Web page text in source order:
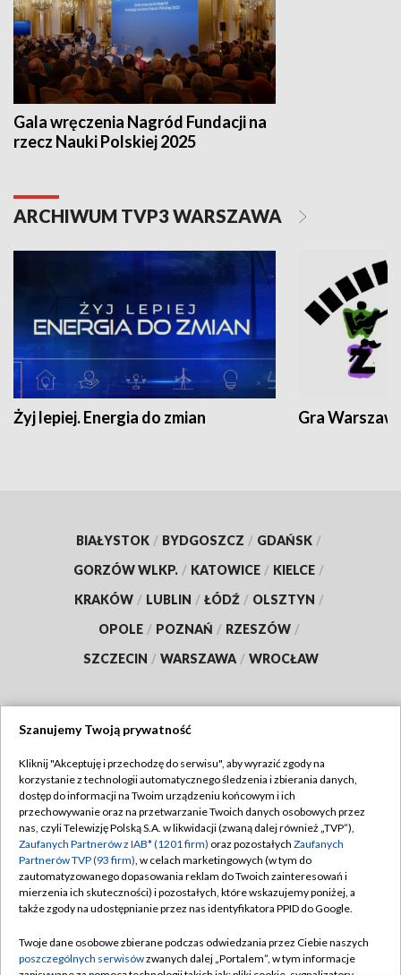
Gala wręczenia Nagród Fundacji na
rzecz Nauki Polskiej 2025
ARCHIWUM TVP3 WARSZAWA
Żyj lepiej. Energia do zmian Gra
BIAŁYSTOK / BYDGOSZCZ / GDAŃSK /
GORZÓW WLKP. / KATOWICE / KIELCE /
KRAKÓW / LUBLIN / ŁÓDŹ / OLSZTYN /
OPOLE / POZNAŃ / RZESZÓW /
SZCZECIN / WARSZAWA / WROCŁAW
TVP
Abonament TVP
Emisja w TVP
Centrum informacji TVP
Naziemna Telewizja Cyfrowa
Rada Programowa
Regulamin TVP
Polityka prywatności
Moje zgody
Pomoc
Kontakt
Szanujemy Twoją prywatność
Kliknij "Akceptuję i przechodzę do serwisu", aby wyrazić zgody na
korzystanie z technologii automatycznego śledzenia i zbierania danych,
dostęp do informacji na Twoim urządzeniu końcowym i ich
przechowywanie oraz na przetwarzanie Twoich danych osobowych przez
nas, czyli Telewizję Polską S.A. w likwidacji (zwaną dalej również „TVP”),
Zaufanych Partnerów z IAB* (1201 firm) oraz pozostałych Zaufanych
Partnerów TVP (93 firm), w celach marketingowych (w tym do
zautomatyzowanego dopasowania reklam do Twoich zainteresowań i
mierzenia ich skuteczności) i pozostałych, które wskazujemy poniżej, a
także zgody na udostępnianie przez nas identyfikatora PPID do Google.
Twoje dane osobowe zbierane podczas odwiedzania przez Ciebie naszych
poszczególnych serwisówzwanych dalej „Portalem”, w tym informacje